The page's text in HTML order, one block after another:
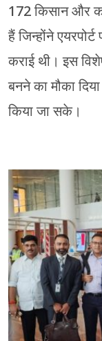
172 किसान और
हैं जिन्होंने
कराई थी। इस
बनने का मौका
किया जा सके।